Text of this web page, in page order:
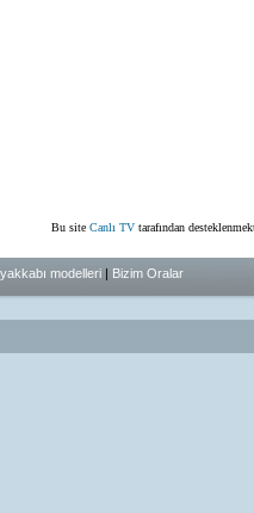
Bu site Canlı TVtarafından
modelleri| Bizim Oralar